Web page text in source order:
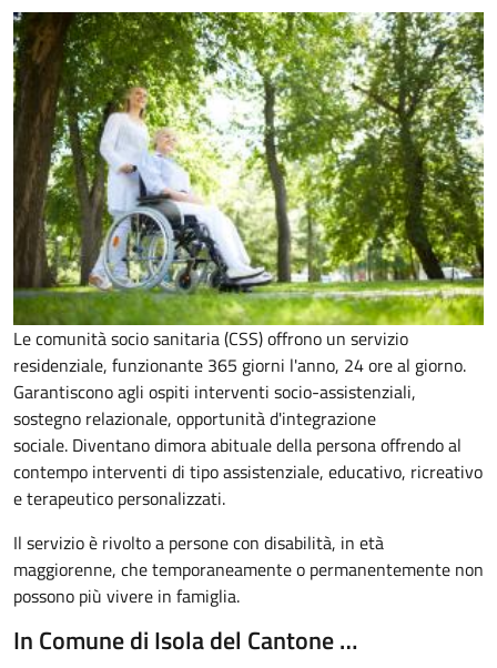
Le comunità socio sanitaria (CSS) offrono un servizio
residenziale, funzionante 365 giorni l'anno, 24 ore al giorno.
Garantiscono agli ospiti interventi socio-assistenziali,
sostegno relazionale, opportunità d'integrazione
sociale. Diventano dimora abituale della persona offrendo al
contempo interventi di tipo assistenziale, educativo, ricreativo
e terapeutico personalizzati.
Il servizio è rivolto a persone con disabilità, in età
maggiorenne, che temporaneamente o permanentemente non
possono più vivere in famiglia.
In Comune di Isola del Cantone …